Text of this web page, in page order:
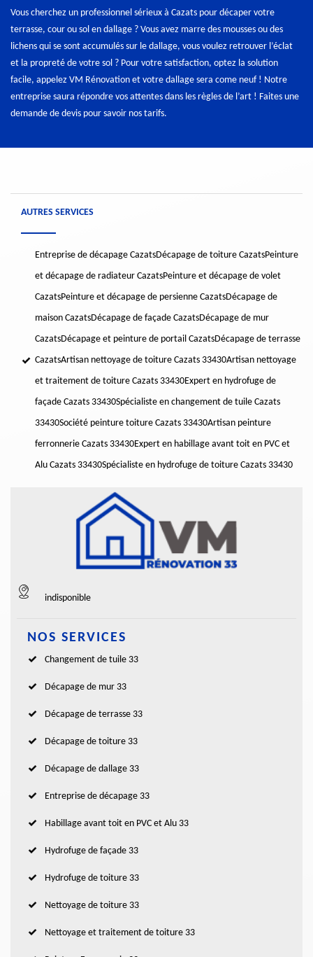
Vous cherchez un professionnel sérieux à Cazats pour décaper votre
terrasse, cour ou sol en dallage ? Vous avez marre des mousses ou des
lichens qui se sont accumulés sur le dallage, vous voulez retrouver l’éclat
et la propreté de votre sol ? Pour votre satisfaction, optez la solution
facile, appelez VM Rénovation et votre dallage sera come neuf ! Notre
entreprise saura répondre vos attentes dans les règles de l’art ! Faites une
demande de devis pour savoir nos tarifs.
AUTRES SERVICES
Entreprise de décapage CazatsDécapage de toiture CazatsPeinture
et décapage de radiateur CazatsPeinture et décapage de volet
CazatsPeinture et décapage de persienne CazatsDécapage de
maison CazatsDécapage de façade CazatsDécapage de mur
CazatsDécapage et peinture de portail CazatsDécapage de terrasse
CazatsArtisan nettoyage de toiture Cazats 33430Artisan nettoyage
et traitement de toiture Cazats 33430Expert en hydrofuge de
façade Cazats 33430Spécialiste en changement de tuile Cazats
33430Société peinture toiture Cazats 33430Artisan peinture
ferronnerie Cazats 33430Expert en habillage avant toit en PVC et
Alu Cazats 33430Spécialiste en hydrofuge de toiture Cazats 33430
indisponible
NOS SERVICES
Changement de tuile 33
Décapage de mur 33
Décapage de terrasse 33
Décapage de toiture 33
Décapage de dallage 33
Entreprise de décapage 33
Habillage avant toit en PVC et Alu 33
Hydrofuge de façade 33
Hydrofuge de toiture 33
Nettoyage de toiture 33
Nettoyage et traitement de toiture 33